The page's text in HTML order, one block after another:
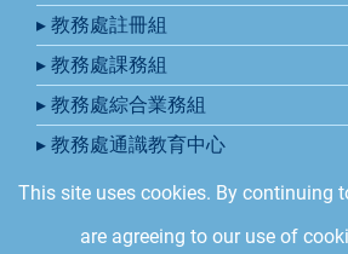
▸ 教務處註冊組
▸ 教務處課務組
▸ 教務處綜合業務組
▸ 教務處通識教育中心
© 2026 國立政治大學教學發展中心, All
Developed by Ribosome
This site uses cookies. By continuing
are agreeing to our use of